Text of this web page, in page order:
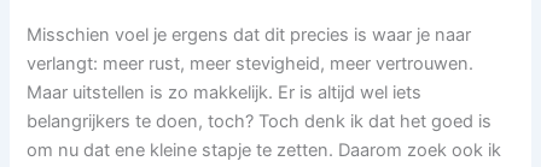
Misschien voel je ergens dat dit precies is waar je naar
verlangt: meer rust, meer stevigheid, meer vertrouwen.
Maar uitstellen is zo makkelijk. Er is altijd wel iets
belangrijkers te doen, toch? Toch denk ik dat het goed is
om nu dat ene kleine stapje te zetten. Daarom zoek ook ik